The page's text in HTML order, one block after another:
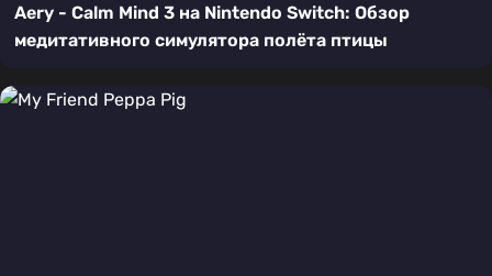
Aery - Calm Mind 3 на Nintendo Switch: Обзор
медитативного симулятора полёта птицы